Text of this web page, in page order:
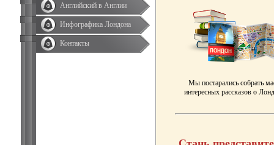
Английский в Англии
Инфографика Лондона
Контакты
Мы постарались собрать
интересных рассказов о